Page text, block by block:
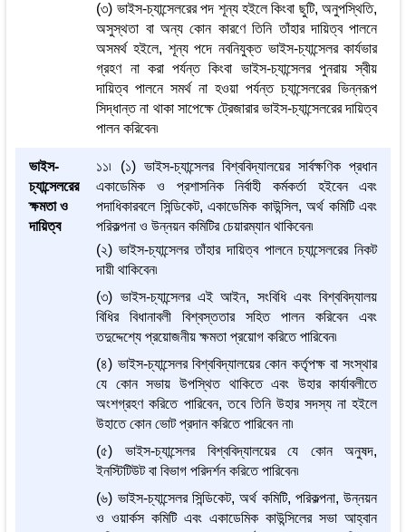
(৩) ভাইস-চ্যান্সেলরের পদ শূন্য হইলে কিংবা ছুটি, অনুপস্থিতি,
অসুস্থতা বা অন্য কোন কারণে তিনি তাঁহার দায়িত্ব পালনে
অসমর্থ হইলে, শূন্য পদে নবনিযুক্ত ভাইস-চ্যান্সেলর কার্যভার
গ্রহণ না করা পর্যন্ত কিংবা ভাইস-চ্যান্সেলর পুনরায় স্বীয়
দায়িত্ব পালনে সমর্থ না হওয়া পর্যন্ত চ্যান্সেলরের ভিন্নরূপ
সিদ্ধান্ত না থাকা সাপেক্ষে ট্রেজারার ভাইস-চ্যান্সেলরের দায়িত্ব
পালন করিবেন৷
ভাইস-
চ্যান্সেলরের
ক্ষমতা ও
দায়িত্ব
১১৷ (১) ভাইস-চ্যান্সেলর বিশ্ববিদ্যালয়ের সার্বক্ষণিক প্রধান
একাডেমিক ও প্রশাসনিক নির্বাহী কর্মকর্তা হইবেন এবং
পদাধিকারবলে সিন্ডিকেট, একাডেমিক কাউন্সিল, অর্থ কমিটি এবং
পরিকল্পনা ও উন্নয়ন কমিটির চেয়ারম্যান থাকিবেন৷
(২) ভাইস-চ্যান্সেলর তাঁহার দায়িত্ব পালনে চ্যান্সেলরের নিকট
দায়ী থাকিবেন৷
(৩) ভাইস-চ্যান্সেলর এই আইন, সংবিধি এবং বিশ্ববিদ্যালয়
বিধির বিধানাবলী বিশ্বস্ততার সহিত পালন করিবেন এবং
তদুদ্দেশ্যে প্রয়োজনীয় ক্ষমতা প্রয়োগ করিতে পারিবেন৷
(৪) ভাইস-চ্যান্সেলর বিশ্ববিদ্যালয়ের কোন কর্তৃপক্ষ বা সংস্থার
যে কোন সভায় উপস্থিত থাকিতে এবং উহার কার্যাবলীতে
অংশগ্রহণ করিতে পারিবেন, তবে তিনি উহার সদস্য না হইলে
উহাতে কোন ভোট প্রদান করিতে পারিবেন না৷
(৫) ভাইস-চ্যান্সেলর বিশ্ববিদ্যালয়ের যে কোন অনুষদ,
ইনস্টিটিউট বা বিভাগ পরিদর্শন করিতে পারিবেন৷
(৬) ভাইস-চ্যান্সেলর সিন্ডিকেট, অর্থ কমিটি, পরিকল্পনা, উন্নয়ন
ও ওয়ার্কস কমিটি এবং একাডেমিক কাউন্সিলের সভা আহ্বান